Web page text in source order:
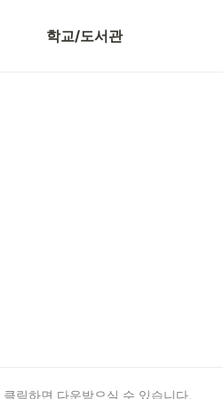
학교/도서관